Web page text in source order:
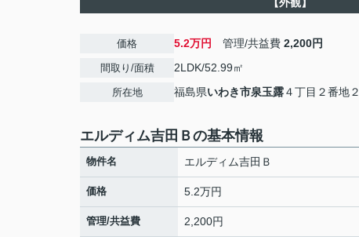
価格 5.2万円 管理/共益費 2,200円
間取り/面積 2LDK/52.99㎡
所在地 福島県いわき市泉玉露４丁目２番地２
エルディム吉田Ｂの基本情報
物件名 エルディム吉田Ｂ
価格 5.2万円
管理/共益費 2,200円